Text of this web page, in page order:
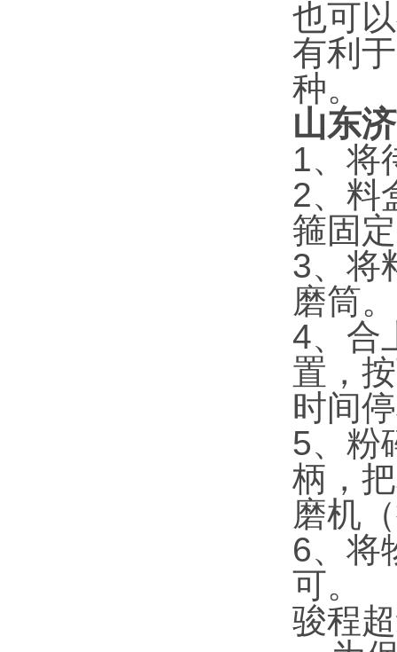
也可
有利
种。
山东
1、将
2、料
箍固
3、将
磨筒。
4、合
置，
时间
5、粉
柄，
磨机
6、将
可。
骏程